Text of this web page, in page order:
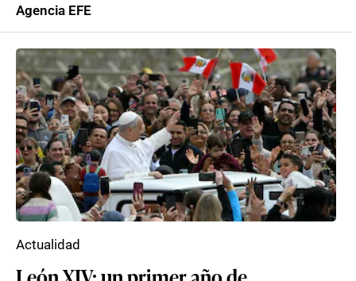
Agencia EFE
Actualidad